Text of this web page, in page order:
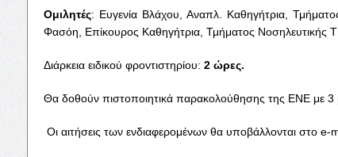
Ομιλητές: Ευγενία Βλάχου, Αναπλ. Καθηγήτρια,
Φασόη, Επίκουρος Καθηγήτρια, Τμήματος Νοσηλευτικής
Διάρκεια ειδικού φροντιστηρίου: 2 ώρες.
Θα δοθούν πιστοποιητικά παρακολούθησης της ΕΝΕ με 3
Οι αιτήσεις των ενδιαφερομένων θα υποβάλλονται στο e-